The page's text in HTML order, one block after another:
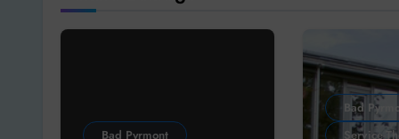
Bad Pyrmont
Bad
Service-